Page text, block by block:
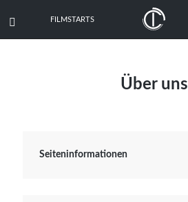
 FILMSTARTS
Über uns
Seiteninformationen